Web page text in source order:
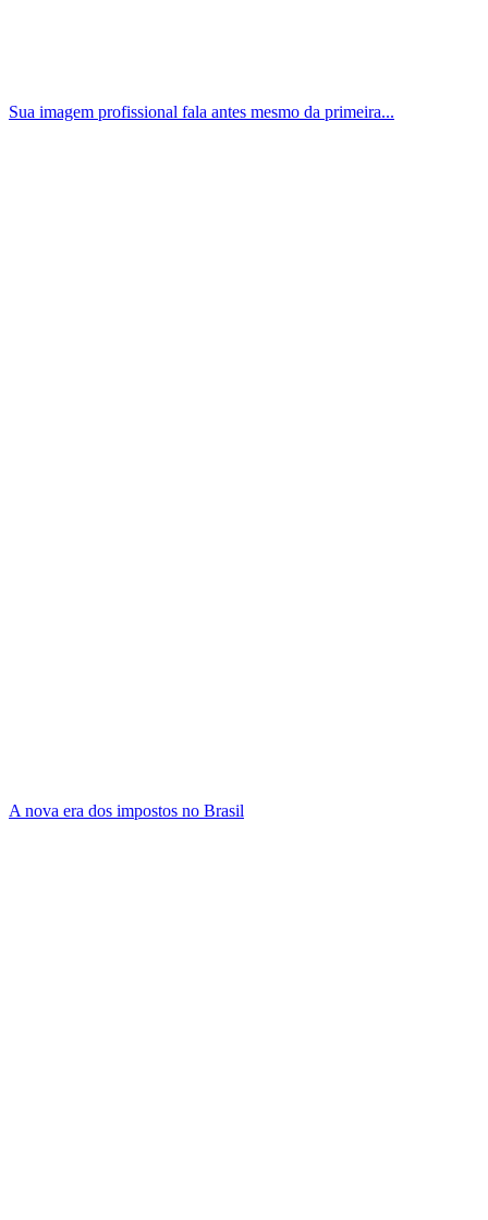
Sua imagem profissional fala antes mesmo da primeira...
A nova era dos impostos no Brasil